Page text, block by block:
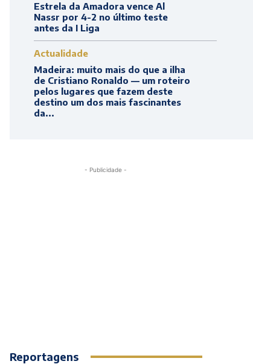
Estrela da Amadora vence Al
Nassr por 4-2 no último teste
antes da I Liga
Actualidade
Madeira: muito mais do que a ilha
de Cristiano Ronaldo — um roteiro
pelos lugares que fazem deste
destino um dos mais fascinantes
da...
- Publicidade -
Reportagens